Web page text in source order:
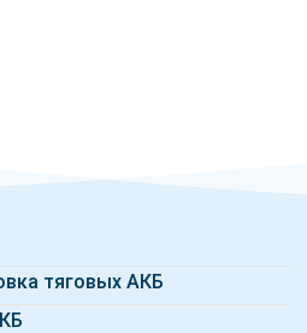
тяговых АКБ